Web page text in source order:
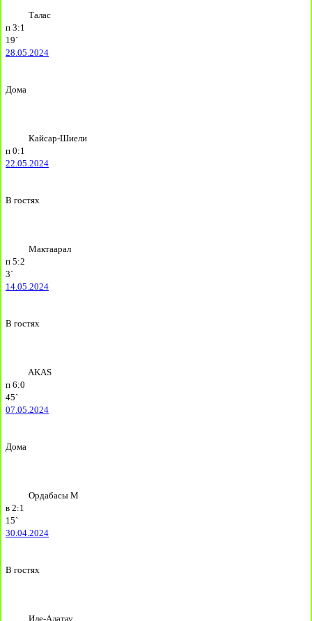
Талас
п 3:1
19`
28.05.2024
Дома
Кайсар-Шиели
п 0:1
22.05.2024
В гостях
Мактаарал
п 5:2
3`
14.05.2024
В гостях
AKAS
п 6:0
45`
07.05.2024
Дома
Ордабасы М
в 2:1
15`
30.04.2024
В гостях
Иле-Алатау